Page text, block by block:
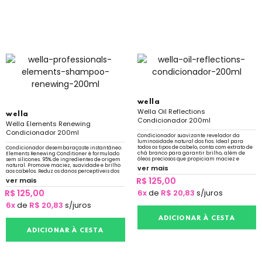
wella
Wella Elements Renewing
Condicionador 200ml
Condicionador desembaraçaste instantâneo.
Elements Renewing Conditioner é formulado
sem silicones. 95% de ingredientes de origem
natural. Promove maciez, suavidade e brilho
aos cabelos. Reduz os danos perceptíveis dos
ver mais
R$ 125,00
6xde R$ 20,83 s/juros
ADICIONAR À CESTA
wella
Wella Oil Reflections
Condicionador 200ml
Condicionador suavizante revelador da
luminosidade natural dos fios. Ideal para
todos os tipos de cabelo, conta com extrato de
chá branco para garantir brilho, além de
óleos preciosos que propiciam maciez e
ver mais
R$ 125,00
6xde R$ 20,83 s/juros
ADICIONAR À CESTA